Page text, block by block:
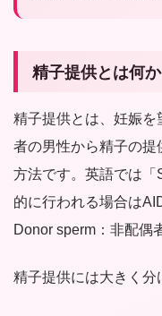
精子提供とは何
精子提供とは、妊娠
者の男性から精子の
方法です。英語では
的に行われる場合は
Donor sperm：非配偶
精子提供には大きく分